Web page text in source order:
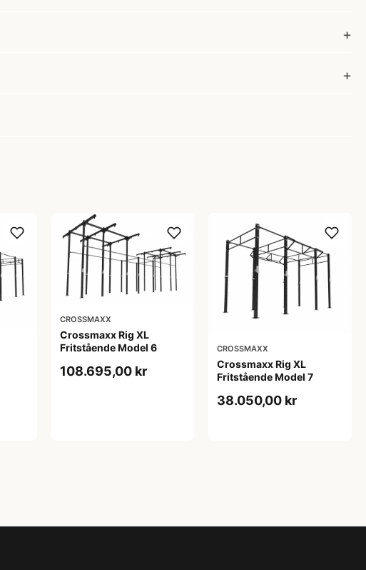
CROSSMAXX
Crossmaxx Rig XL
Fritstående Model 6
108.695,00 kr
CROSSMAXX
Crossmaxx Rig XL
Fritstående Model 7
38.050,00 kr